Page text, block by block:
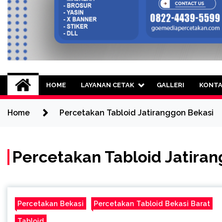
Goe Media
0822-4439-5599 (Call/WA)
HOME LAYANAN CETAK GALLERI
Home Percetakan Tabloid Jatiranggon Bekasi
Percetakan Tabloid
Percetakan Bekasi Percetakan Tabloid Bekasi Barat